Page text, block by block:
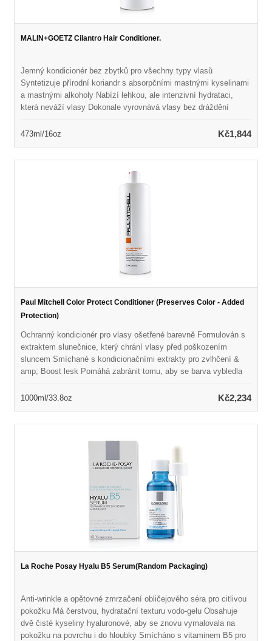
MALIN+GOETZ Cilantro Hair Conditioner.
Jemný kondicionér bez zbytků pro všechny typy vlasů
Syntetizuje přírodní koriandr s absorpčními mastnými kyselinami
a mastnými alkoholy Nabízí lehkou, ale intenzivní hydrataci,
která neváží vlasy Dokonale vyrovnává vlasy bez dráždění
a zdravě vypadající Naplněno přirozenou vůní a barvou Vhodné
473ml/16oz Kč1,844
Paul Mitchell Color Protect Conditioner (Preserves Color - Added
Protection)
Ochranný kondicionér pro vlasy ošetřené barevně Formulován s
extraktem slunečnice, který chrání vlasy před poškozením
sluncem Smíchané s kondicionačními extrakty pro zvlhčení &
amp; Boost lesk Pomáhá zabránit tomu, aby se barva vybledla
vyživovaný Vegan, Color Safe & amp; bez parabenů
1000ml/33.8oz Kč2,234
La Roche Posay Hyalu B5 Serum(Random Packaging)
Anti-wrinkle a opětovné zmrzačení obličejového séra pro citlivou
pokožku Má čerstvou, hydratační texturu vodo-gelu Obsahuje
dvě čisté kyseliny hyaluronové, aby se znovu vymalovala na
pokožku na povrchu i do hloubky Smícháno s vitaminem B5 pro